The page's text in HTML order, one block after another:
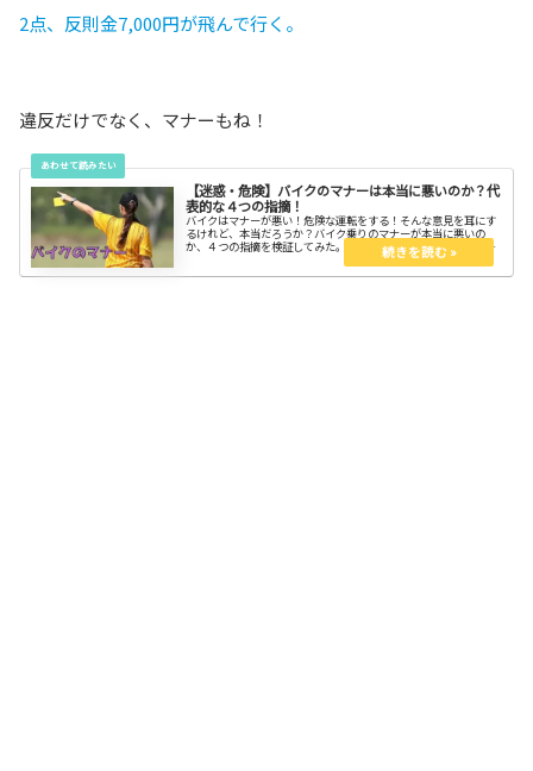
2点、反則金7,000円が飛んで行く。
違反だけでなく、マナーもね！
【迷惑・危険】バイクのマナーは本当に悪いのか？代
表的な４つの指摘！
バイクはマナーが悪い！危険な運転をする！そんな意見を耳にす
るけれど、本当だろうか？バイク乗りのマナーが本当に悪いの
か、４つの指摘を検証してみた。バイクにも悪い部分はあるけれ
ど、車の勘違いな部分もある。公道を共有する仲間なのだから仲
良くしようよ！